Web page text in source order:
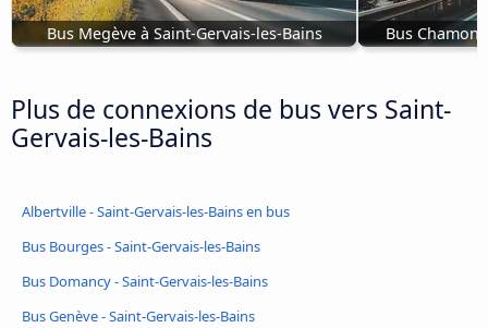
Bus Megève à Saint-Gervais-les-Bains Bus
Plus de connexions de bus vers Saint-
Gervais-les-Bains
Albertville - Saint-Gervais-les-Bains en bus
Bus Bourges - Saint-Gervais-les-Bains
Bus Domancy - Saint-Gervais-les-Bains
Bus Genève - Saint-Gervais-les-Bains